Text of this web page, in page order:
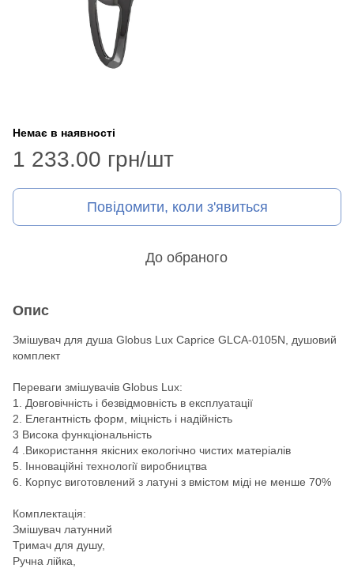
Немає в наявності
1 233.00 грн/шт
Повідомити, коли з'явиться
До обраного
Опис
Змішувач для душа Globus Lux Caprice GLCA-0105N, душовий
комплект
Переваги змішувачів Globus Lux:
1. Довговічність і безвідмовність в експлуатації
2. Елегантність форм, міцність і надійність
3 Висока функціональність
4 .Використання якісних екологічно чистих матеріалів
5. Інноваційні технології виробництва
6. Корпус виготовлений з латуні з вмістом міді не менше 70%
Комплектація:
Змішувач латунний
Тримач для душу,
Ручна лійка,